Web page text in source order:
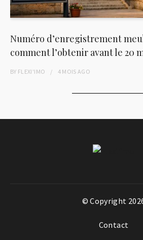
Numéro d’enregistrement
comment l’obtenir avant le 20
BY FLEXI'IMO 4 MOIS AGO
© Copyright
Contact